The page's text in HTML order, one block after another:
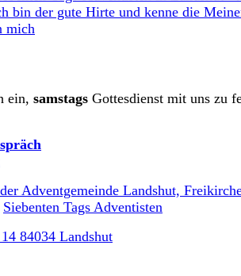
ein, samstagsGottesdienst mit uns zu
84034 Landshut